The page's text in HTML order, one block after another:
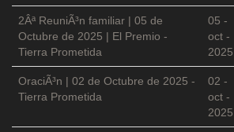
2Âª ReuniÃ³n familiar | 05 de
Octubre de 2025 | El Premio -
Tierra Prometida
05 -
oct -
2025
OraciÃ³n | 02 de Octubre de 2025 -
Tierra Prometida
02 -
oct -
2025